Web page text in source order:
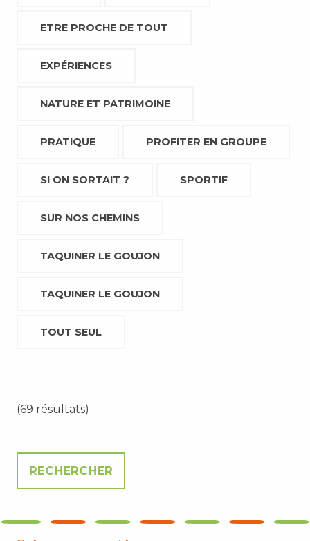
ETRE PROCHE DE TOUT
EXPÉRIENCES
NATURE ET PATRIMOINE
PRATIQUE PROFITER EN GROUPE
SI ON SORTAIT ? SPORTIF
SUR NOS CHEMINS
TAQUINER LE GOUJON
TAQUINER LE GOUJON
TOUT SEUL
(69 résultats)